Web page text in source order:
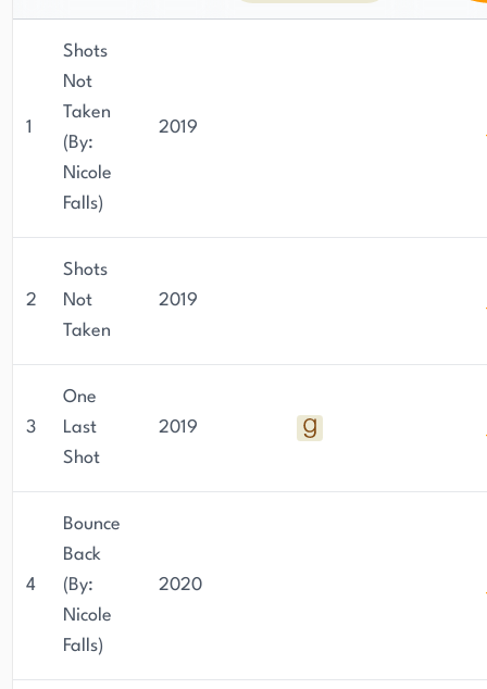
1
Shots
Not
Taken
(By:
Nicole
Falls)
2019
2
Shots
Not
Taken
2019
3
One
Last
Shot
2019
4
Bounce
Back
(By:
Nicole
Falls)
2020